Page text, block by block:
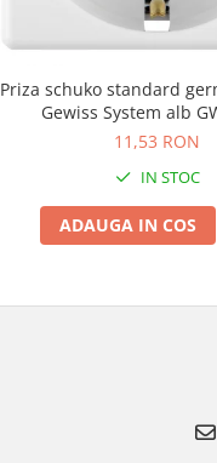
Priza schuko standard
Gewiss System alb
11,53 RON
IN STOC
ADAUGA IN COS